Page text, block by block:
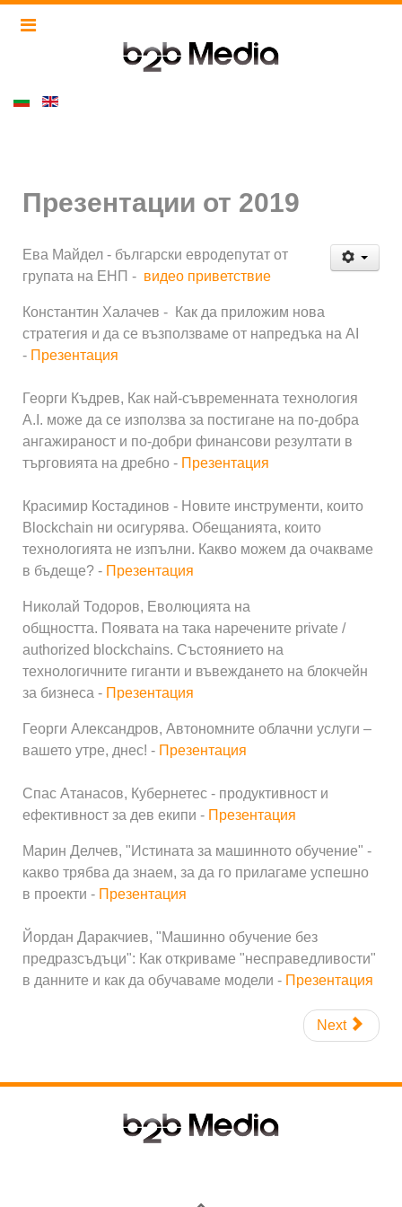
Презентации от 2019
Ева Майдел - български евродепутат от
групата на ЕНП - видео приветствие
Константин Халачев - Как да приложим нова
стратегия и да се възползваме от напредъка на AI
- Презентация
Георги Къдрев, Как най-съвременната технология
A.I. може да се използва за постигане на по-добра
ангажираност и по-добри финансови резултати в
търговията на дребно - Презентация
Красимир Костадинов - Новите инструменти, които
Blockchain ни осигурява. Обещанията, които
технологията не изпълни. Какво можем да очакваме
в бъдеще? - Презентация
Николай Тодоров, Еволюцията на
общността. Появата на така наречените private /
authorized blockchains. Състоянието на
технологичните гиганти и въвеждането на блокчейн
за бизнеса - Презентация
Георги Александров, Автономните облачни услуги –
вашето утре, днес! - Презентация
Спас Атанасов, Кубернетес - продуктивност и
ефективност за дев екипи - Презентация
Марин Делчев, "Истината за машинното обучение" -
какво трябва да знаем, за да го прилагаме успешно
в проекти - Презентация
Йордан Даракчиев, "Машинно обучение без
предразсъдъци": Как откриваме "несправедливости"
в данните и как да обучаваме модели - Презентация
Next